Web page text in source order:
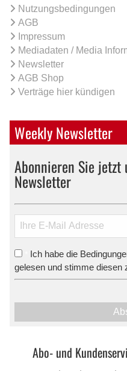
Nutzungsbedingungen
AGB
Impressum
Mediadaten / Media
Newsletter
AGB Shop
Verträge hier kündigen
Weekly Newsletter
Abonnieren Sie jetzt
Newsletter
Ich habe die
gelesen und stimme diesen
Abo- und